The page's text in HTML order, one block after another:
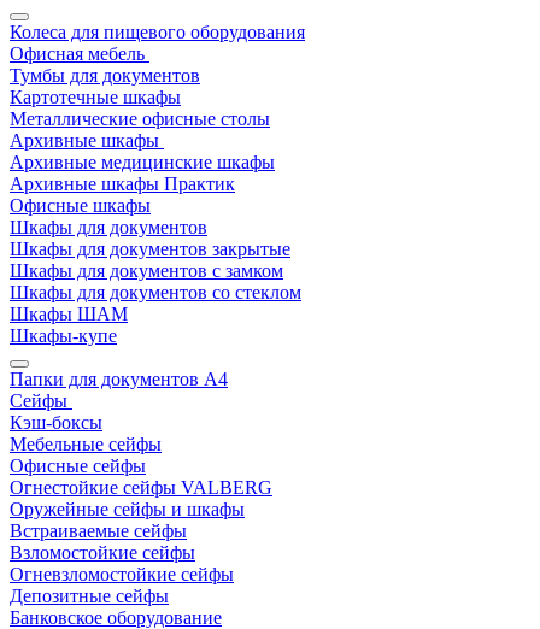
Колеса для пищевого оборудования
Офисная мебель
Тумбы для документов
Картотечные шкафы
Металлические офисные столы
Архивные шкафы
Архивные медицинские шкафы
Архивные шкафы Практик
Офисные шкафы
Шкафы для документов
Шкафы для документов закрытые
Шкафы для документов с замком
Шкафы для документов со стеклом
Шкафы ШАМ
Шкафы-купе
Папки для документов A4
Сейфы
Кэш-боксы
Мебельные сейфы
Офисные сейфы
Огнестойкие сейфы VALBERG
Оружейные сейфы и шкафы
Встраиваемые сейфы
Взломостойкие сейфы
Огневзломостойкие сейфы
Депозитные сейфы
Банковское оборудование